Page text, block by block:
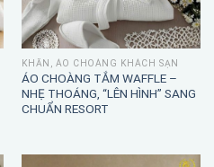
KHĂN, ÁO CHOÀNG KHÁCH SẠN
ÁO CHOÀNG TẮM WAFFLE –
NHẸ THOÁNG, “LÊN HÌNH” SANG
CHUẨN RESORT